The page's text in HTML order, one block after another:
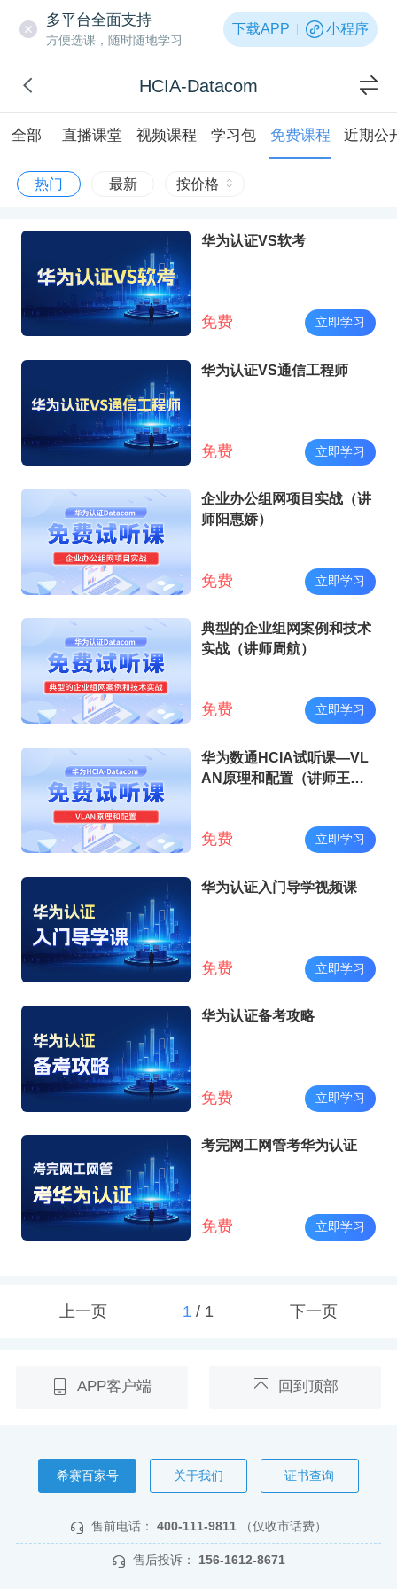
多平台全面支持
方便选课，随时随地学习
下载APP 小程序
HCIA-Datacom
全部 直播课堂 视频课程 学习包 免费课程 近期公
热门 最新 按价格
华为认证VS软考
免费 立即学习
华为认证VS通信工程师
免费 立即学习
企业办公组网项目实战（讲
师阳惠娇）
免费 立即学习
典型的企业组网案例和技术
实战（讲师周航）
免费 立即学习
华为数通HCIA试听课—VL
AN原理和配置（讲师王
免费 立即学习
华为认证入门导学视频课
免费 立即学习
华为认证备考攻略
免费 立即学习
考完网工网管考华为认证
免费 立即学习
上一页 1/ 1 下一页
APP客户端 回到顶部
希赛百家号 关于我们 证书查询
售前电话： 400-111-9811 （仅收市话费）
售后投诉： 156-1612-8671